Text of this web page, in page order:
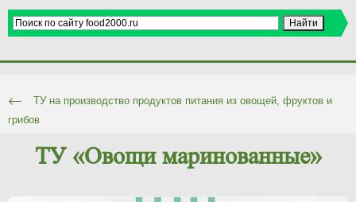
ТУ на производство продуктов питания из овощей, фруктов и
грибов
ТУ «Овощи маринованные»